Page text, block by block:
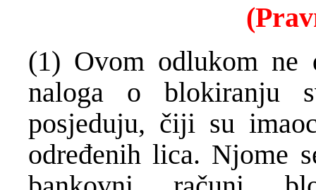
(1) Ovom odlukom ne
naloga o blokiranju
posjeduju, čiji su
određenih lica. Njome